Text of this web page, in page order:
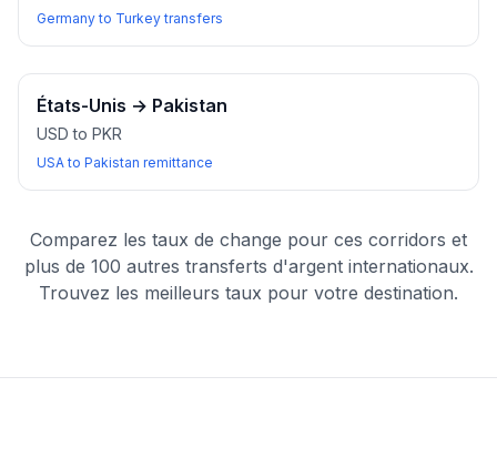
Germany to Turkey transfers
États-Unis → Pakistan
USD to PKR
USA to Pakistan remittance
Comparez les taux de change pour ces corridors et
plus de 100 autres transferts d'argent internationaux.
Trouvez les meilleurs taux pour votre destination.